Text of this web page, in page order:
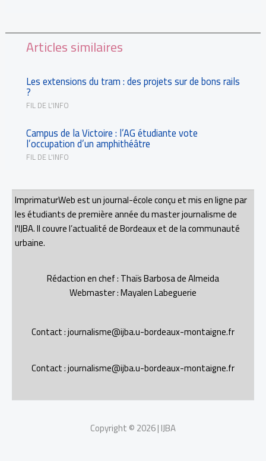
Articles similaires
Les extensions du tram : des projets sur de bons rails
?
FIL DE L'INFO
Campus de la Victoire : l’AG étudiante vote
l’occupation d’un amphithéâtre
FIL DE L'INFO
ImprimaturWeb est un journal-école conçu et mis en ligne par
les étudiants de première année du master journalisme de
l'IJBA. Il couvre l’actualité de Bordeaux et de la communauté
urbaine.
Rédaction en chef : Thaïs Barbosa de Almeida
Webmaster : Mayalen Labeguerie
Contact : journalisme@ijba.u-bordeaux-montaigne.fr
Contact : journalisme@ijba.u-bordeaux-montaigne.fr
Copyright © 2026 | IJBA